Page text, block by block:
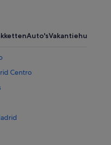
Auto'sVakantiehuizen
Centro